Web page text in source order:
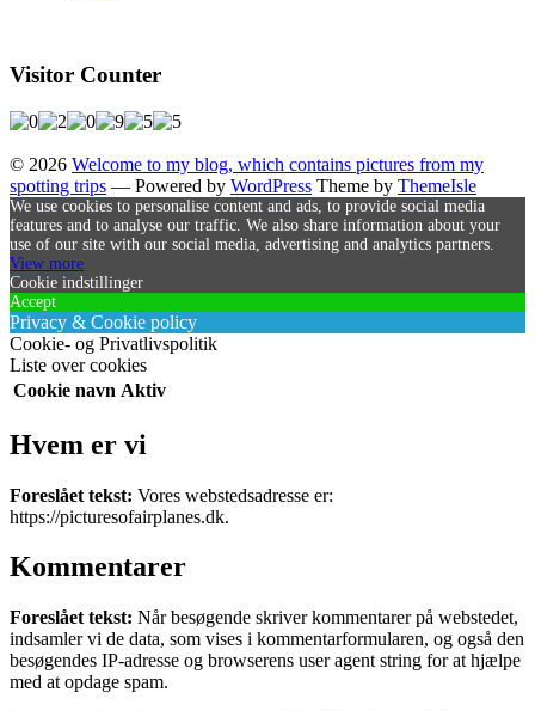
Visitor Counter
© 2026 Welcome to my blog, which contains pictures from my
spotting trips — Powered by WordPress Theme by ThemeIsle
We use cookies to personalise content and ads, to provide social media
features and to analyse our traffic. We also share information about your
use of our site with our social media, advertising and analytics partners.
View more
Cookie indstillinger
Accept
Privacy & Cookie policy
Cookie- og Privatlivspolitik
Liste over cookies
Cookie navn Aktiv
Hvem er vi
Foreslået tekst: Vores webstedsadresse er:
https://picturesofairplanes.dk.
Kommentarer
Foreslået tekst: Når besøgende skriver kommentarer på webstedet,
indsamler vi de data, som vises i kommentarformularen, og også den
besøgendes IP-adresse og browserens user agent string for at hjælpe
med at opdage spam.